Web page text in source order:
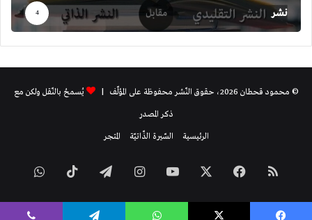
نشر 4
© محمود قحطان 2026، حقوق النّشر محفوظة على المؤلّف |
يُسمحُ بالنّقل ولكن مع
ذكر المصدر
الرئيسية
السّيرة الذّاتيّة المتجر
ملخص
الموقع
فيسبوك ‫YouTubeانستقرامتيلقرام ‫TikTokواتساب